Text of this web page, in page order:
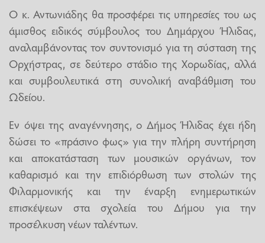
Ο κ. Αντωνιάδης θα προσφέρει τις υπηρεσίες του ως
άμισθος ειδικός σύμβουλος του Δημάρχου Ήλιδας,
αναλαμβάνοντας τον συντονισμό για τη σύσταση της
Ορχήστρας, σε δεύτερο στάδιο της Χορωδίας, αλλά
και συμβουλευτικά στη συνολική αναβάθμιση του
Ωδείου.
Εν όψει της αναγέννησης, ο Δήμος Ήλιδας έχει ήδη
δώσει το «πράσινο φως» για την πλήρη συντήρηση
και αποκατάσταση των μουσικών οργάνων, τον
καθαρισμό και την επιδιόρθωση των στολών της
Φιλαρμονικής και την έναρξη ενημερωτικών
επισκέψεων στα σχολεία του Δήμου για την
προσέλκυση νέων ταλέντων.